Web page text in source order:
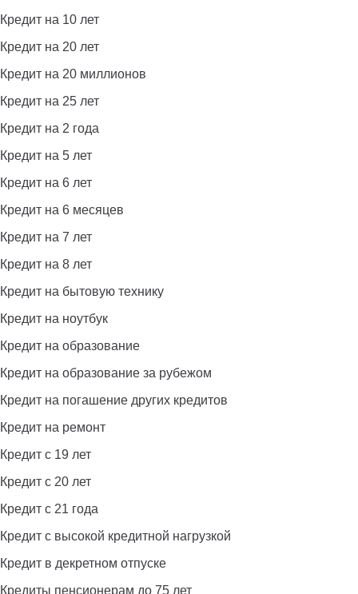
Кредит на 10 лет
Кредит на 20 лет
Кредит на 20 миллионов
Кредит на 25 лет
Кредит на 2 года
Кредит на 5 лет
Кредит на 6 лет
Кредит на 6 месяцев
Кредит на 7 лет
Кредит на 8 лет
Кредит на бытовую технику
Кредит на ноутбук
Кредит на образование
Кредит на образование за рубежом
Кредит на погашение других кредитов
Кредит на ремонт
Кредит с 19 лет
Кредит с 20 лет
Кредит с 21 года
Кредит с высокой кредитной нагрузкой
Кредит в декретном отпуске
Кредиты пенсионерам до 75 лет